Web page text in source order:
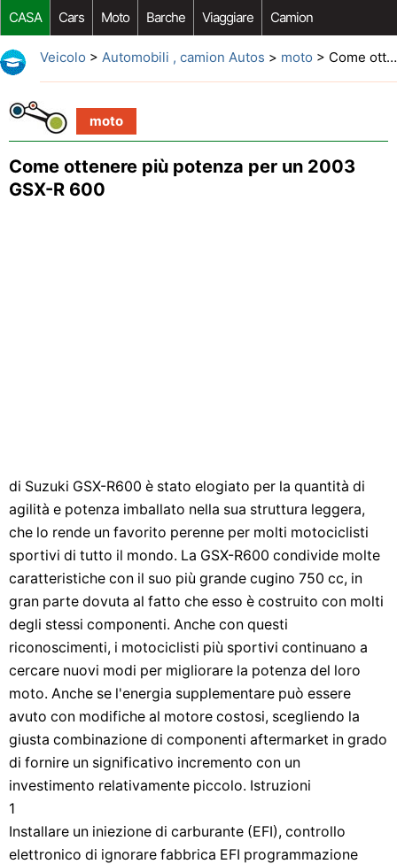
CASA Cars Moto Barche Viaggiare Camion
Riparazione Auto Acquisto Auto Car Opzioni Aftermarket
Veicolo > Automobili , camion Autos > moto > Come ottenere più potenza per un 2003 GSX-R 600
moto
Come ottenere più potenza per un 2003
GSX-R 600
di Suzuki GSX-R600 è stato elogiato per la quantità di
agilità e potenza imballato nella sua struttura leggera,
che lo rende un favorito perenne per molti motociclisti
sportivi di tutto il mondo. La GSX-R600 condivide molte
caratteristiche con il suo più grande cugino 750 cc, in
gran parte dovuta al fatto che esso è costruito con molti
degli stessi componenti. Anche con questi
riconoscimenti, i motociclisti più sportivi continuano a
cercare nuovi modi per migliorare la potenza del loro
moto. Anche se l'energia supplementare può essere
avuto con modifiche al motore costosi, scegliendo la
giusta combinazione di componenti aftermarket in grado
di fornire un significativo incremento con un
investimento relativamente piccolo. Istruzioni
1
Installare un iniezione di carburante (EFI), controllo
elettronico di ignorare fabbrica EFI programmazione